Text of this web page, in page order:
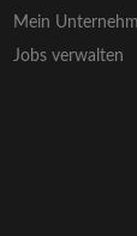
Mein
Jobs verwalten